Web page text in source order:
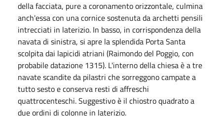
della facciata, pure a coronamento orizzontale, culmina
anch'essa con una cornice sostenuta da archetti pensili
intrecciati in laterizio. In basso, in corrispondenza della
navata di sinistra, si apre la splendida Porta Santa
scolpita dai lapicidi atriani (Raimondo del Poggio, con
probabile datazione 1315). L'interno della chiesa è a tre
navate scandite da pilastri che sorreggono campate a
tutto sesto e conserva resti di affreschi
quattrocenteschi. Suggestivo è il chiostro quadrato a
due ordini di colonne in laterizio.